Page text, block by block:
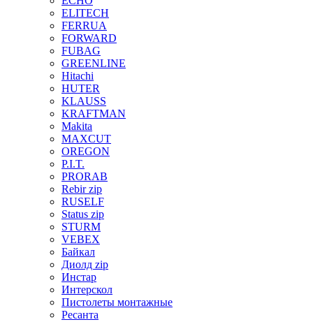
ELITECH
FERRUA
FORWARD
FUBAG
GREENLINE
Hitachi
HUTER
KLAUSS
KRAFTMAN
Makita
MAXCUT
OREGON
P.I.T.
PRORAB
Rebir zip
RUSELF
Status zip
STURM
VEBEX
Байкал
Диолд zip
Инстар
Интерскол
Пистолеты монтажные
Ресанта